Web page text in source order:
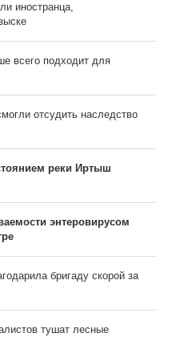
иностранца,
всего подходит для
отсудить наследство
реки Иртыш
энтеровирусом
бригаду скорой за
тушат лесные